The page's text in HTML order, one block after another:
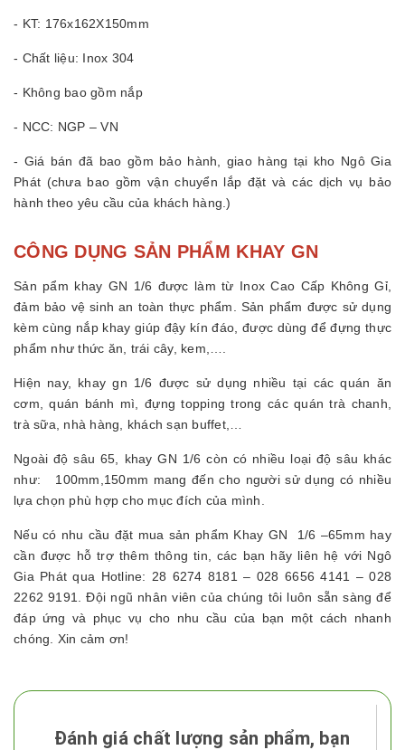
- KT: 176x162X150mm
- Chất liệu: Inox 304
- Không bao gồm nắp
- NCC: NGP – VN
- Giá bán đã bao gồm bảo hành, giao hàng tại kho Ngô Gia
Phát (chưa bao gồm vận chuyển lắp đặt và các dịch vụ bảo
hành theo yêu cầu của khách hàng.)
CÔNG DỤNG SẢN PHẨM KHAY GN
Sản pẩm khay GN 1/6 được làm từ Inox Cao Cấp Không Gỉ,
đảm bảo vệ sinh an toàn thực phẩm. Sản phẩm được sử dụng
kèm cùng nắp khay giúp đậy kín đáo, được dùng để đựng thực
phẩm như thức ăn, trái cây, kem,….
Hiện nay, khay gn 1/6 được sử dụng nhiều tại các quán ăn
cơm, quán bánh mì, đựng topping trong các quán trà chanh,
trà sữa, nhà hàng, khách sạn buffet,…
Ngoài độ sâu 65, khay GN 1/6 còn có nhiều loại độ sâu khác
như: 100mm,150mm mang đến cho người sử dụng có nhiều
lựa chọn phù hợp cho mục đích của mình.
Nếu có nhu cầu đặt mua sản phẩm Khay GN 1/6 –65mm hay
cần được hỗ trợ thêm thông tin, các bạn hãy liên hệ với Ngô
Gia Phát qua Hotline: 28 6274 8181 – 028 6656 4141 – 028
2262 9191. Đội ngũ nhân viên của chúng tôi luôn sẵn sàng để
đáp ứng và phục vụ cho nhu cầu của bạn một cách nhanh
chóng. Xin cảm ơn!
Đánh giá chất lượng sản phẩm, bạn